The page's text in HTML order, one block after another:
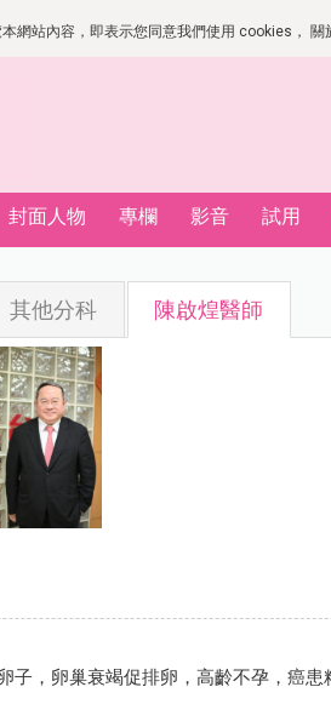
網站內容，即表示您同意我們使用 cookies，
封面人物 專欄 影音 試用
其他分科 陳啟煌醫師
子，卵巢衰竭促排卵，高齡不孕，癌患